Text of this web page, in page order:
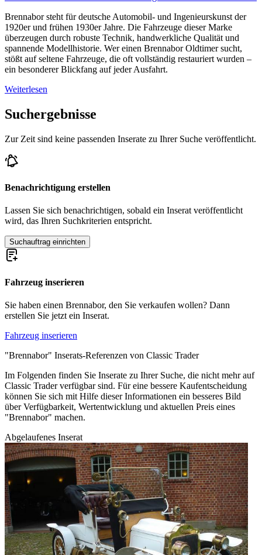
Brennabor steht für deutsche Automobil- und Ingenieurskunst der
1920er und frühen 1930er Jahre. Die Fahrzeuge dieser Marke
überzeugen durch robuste Technik, handwerkliche Qualität und
spannende Modellhistorie. Wer einen Brennabor Oldtimer sucht,
stößt auf seltene Fahrzeuge, die oft vollständig restauriert wurden –
ein besonderer Blickfang auf jeder Ausfahrt.
Weiterlesen
Suchergebnisse
Zur Zeit sind keine passenden Inserate zu Ihrer Suche veröffentlicht.
Benachrichtigung erstellen
Lassen Sie sich benachrichtigen, sobald ein Inserat veröffentlicht
wird, das Ihren Suchkriterien entspricht.
Suchauftrag einrichten
Fahrzeug inserieren
Sie haben einen Brennabor, den Sie verkaufen wollen? Dann
erstellen Sie jetzt ein Inserat.
Fahrzeug inserieren
"Brennabor" Inserats-Referenzen von Classic Trader
Im Folgenden finden Sie Inserate zu Ihrer Suche, die nicht mehr auf
Classic Trader verfügbar sind. Für eine bessere Kaufentscheidung
können Sie sich mit Hilfe dieser Informationen ein besseres Bild
über Verfügbarkeit, Wertentwicklung und aktuellen Preis eines
"Brennabor" machen.
Abgelaufenes Inserat